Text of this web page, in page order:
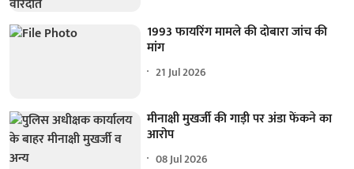
1993 फायरिंग मामले की दोबारा जांच की
मांग
21 Jul 2026
मीनाक्षी मुखर्जी की गाड़ी पर अंडा फेंकने का
आरोप
08 Jul 2026